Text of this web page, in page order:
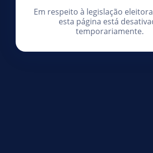
Em respeito à legislação
esta página está
temporariamente.